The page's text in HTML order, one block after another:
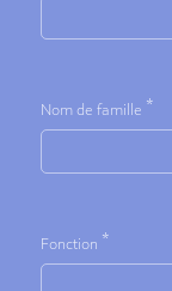
Nom de famille *
Fonction *